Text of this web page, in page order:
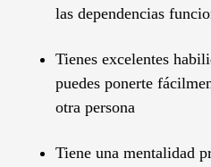
las dependencias
Tienes excelentes
puedes ponerte
otra persona
Tiene una mentalidad